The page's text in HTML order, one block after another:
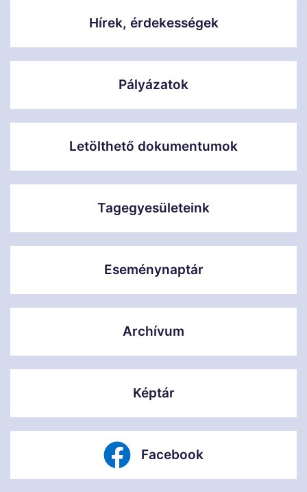
Hírek, érdekességek
Pályázatok
Letölthető dokumentumok
Tagegyesületeink
Eseménynaptár
Archívum
Képtár
Facebook